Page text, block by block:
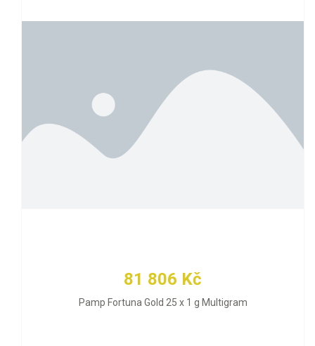
81 806 Kč
Pamp Fortuna Gold 25 x 1 g Multigram